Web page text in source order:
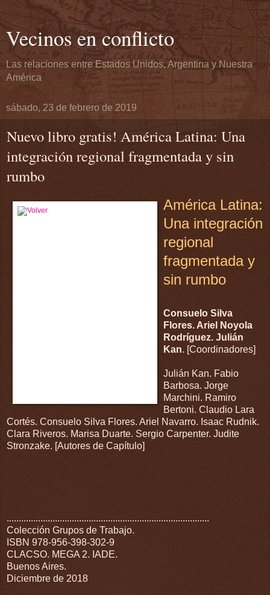
Vecinos en conflicto
Las relaciones entre Estados Unidos, Argentina y Nuestra
América
sábado, 23 de febrero de 2019
Nuevo libro gratis! América Latina: Una
integración regional fragmentada y sin
rumbo
América Latina:
Una integración
regional
fragmentada y
sin rumbo
Consuelo Silva
Flores. Ariel Noyola
Rodríguez. Julián
Kan. [Coordinadores]
Julián Kan. Fabio
Barbosa. Jorge
Marchini. Ramiro
Bertoni. Claudio Lara
Cortés. Consuelo Silva Flores. Ariel Navarro. Isaac Rudnik.
Clara Riveros. Marisa Duarte. Sergio Carpenter. Judite
Stronzake. [Autores de Capítulo]
....................................................................................
Colección Grupos de Trabajo.
ISBN 978-956-398-302-9
CLACSO. MEGA 2. IADE.
Buenos Aires.
Diciembre de 2018